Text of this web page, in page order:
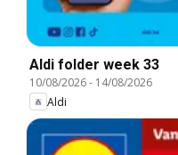
Aldi folder week 33
10/08/2026- 14/08/2026
Aldi